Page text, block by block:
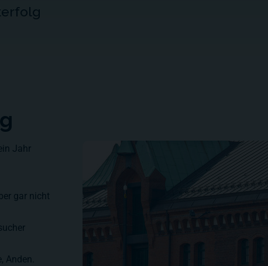
Jahr
gar nicht
Anden.